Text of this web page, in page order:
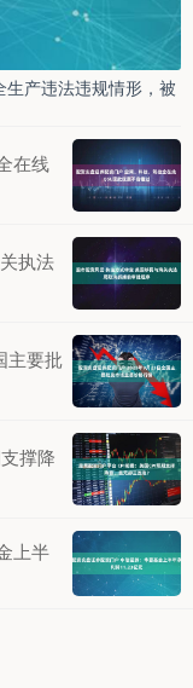
产违法违规情形，被
在线
执法
主要批
撑降
上半